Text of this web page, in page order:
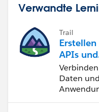
Verwandte
Trail
APIs und
mit
Daten